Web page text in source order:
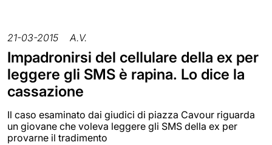
21-03-2015 A.V.
Impadronirsi del cellulare della ex per
leggere gli SMS è rapina. Lo dice la
cassazione
Il caso esaminato dai giudici di piazza Cavour riguarda
un giovane che voleva leggere gli SMS della ex per
provarne il tradimento